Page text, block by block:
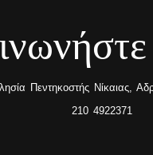
Πεντηκοστής Νίκαιας,
210 4922371